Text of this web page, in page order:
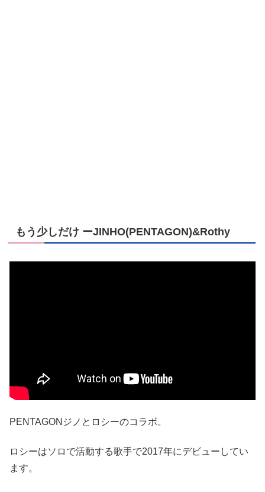
もう少しだけ ーJINHO(PENTAGON)&Rothy
PENTAGONジノとロシーのコラボ。
ロシーはソロで活動する歌手で2017年にデビューしてい
ます。